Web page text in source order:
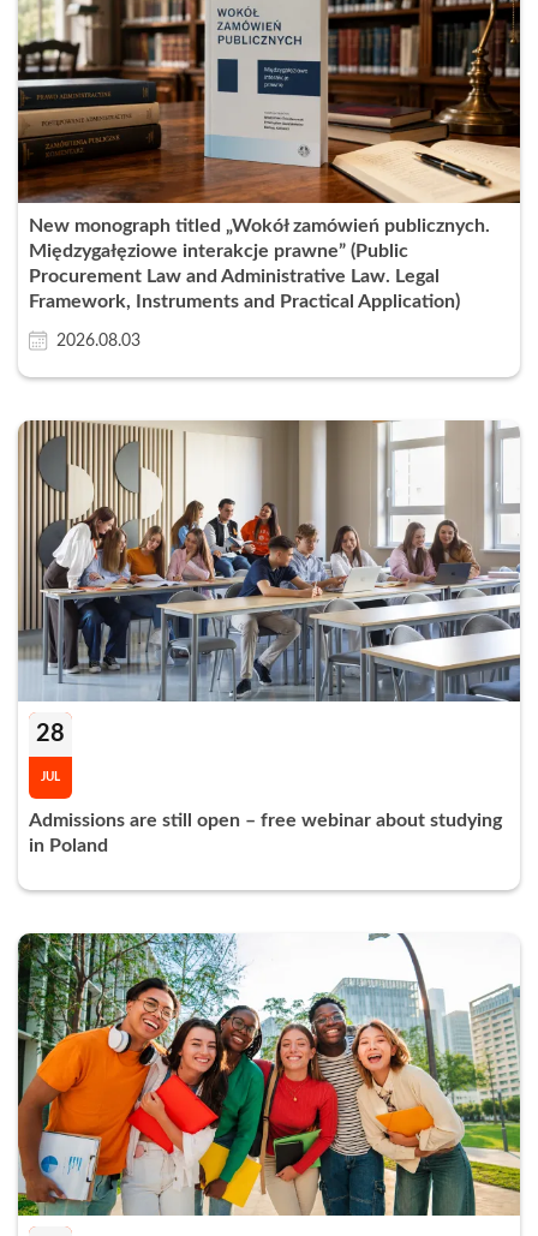
New monograph titled „Wokół zamówień publicznych.
Międzygałęziowe interakcje prawne” (Public
Procurement Law and Administrative Law. Legal
Framework, Instruments and Practical Application)
2026.08.03
28
JUL
Admissions are still open – free webinar about studying
in Poland